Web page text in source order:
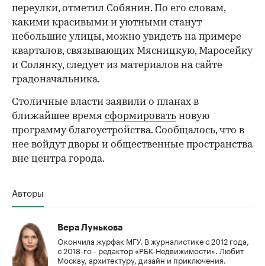
переулки, отметил Собянин. По его словам,
какими красивыми и уютными станут
небольшие улицы, можно увидеть на примере
кварталов, связывающих Мясницкую, Маросейку
и Солянку, следует из материалов на сайте
градоначальника.
Столичные власти заявили о планах в
ближайшее время сформировать новую
программу благоустройства. Сообщалось, что в
нее войдут дворы и общественные пространства
вне центра города.
Авторы
Вера Лунькова
Окончила журфак МГУ. В журналистике с 2012 года,
с 2018-го - редактор «РБК-Недвижимости». Любит
Москву, архитектуру, дизайн и приключения.